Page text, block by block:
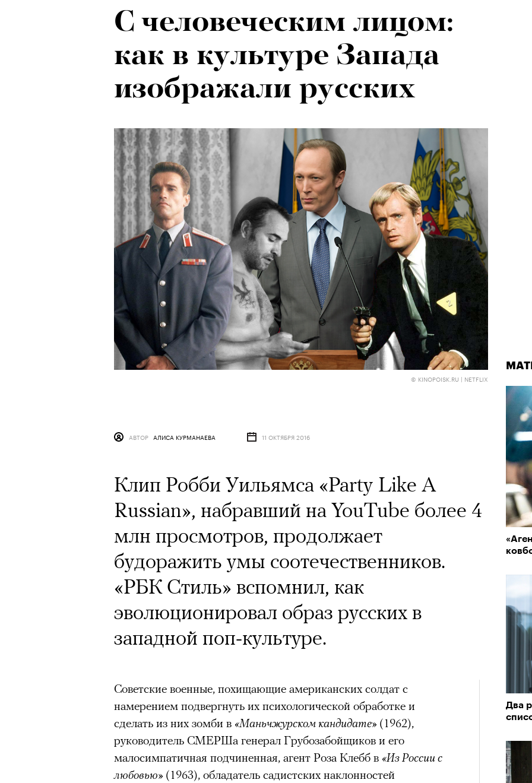
Два
С человеческим лицом:
как в культуре Запада
изображали русских
© KINOPOISK.RU | NETFLIX
АВТОР АЛИСА КУРМАНАЕВА 11 ОКТЯБРЯ 2016
Клип Робби Уильямса «Party Like A
Russian», набравший на YouTube более 4
млн просмотров, продолжает
будоражить умы соотечественников.
«РБК Стиль» вспомнил, как
эволюционировал образ русских в
западной поп-культуре.
Советские военные, похищающие американских солдат с
намерением подвергнуть их психологической обработке и
сделать из них зомби в «Маньчжурском кандидате» (1962),
руководитель СМЕРШа генерал Грубозабойщиков и его
малосимпатичная подчиненная, агент Роза Клебб в «Из России с
любовью» (1963), обладатель садистских наклонностей